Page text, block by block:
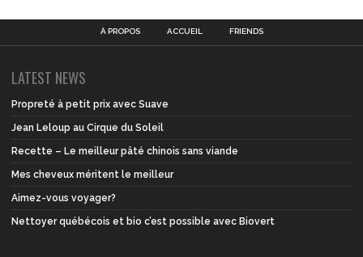
À PROPOS ACCUEIL FRIENDS
LATEST NEWS
Propreté à petit prix avec Suave
Jean Leloup au Cirque du Soleil
Recette – Le meilleur pâté chinois sans viande
Mes cheveux méritent le meilleur
Aimez-vous voyager?
Nettoyer québécois et bio c’est possible avec Biovert